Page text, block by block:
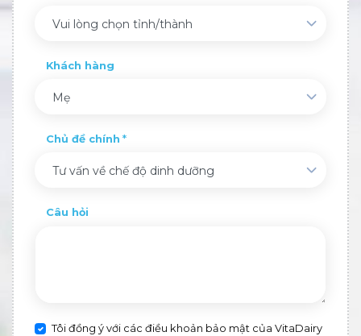
Vui lòng chọn tỉnh/thành
Khách hàng
Mẹ
Chủ đề chính
Tư vấn về chế độ dinh dưỡng
Câu hỏi
Tôi đồng ý với các điều khoản bảo mật của VitaDairy